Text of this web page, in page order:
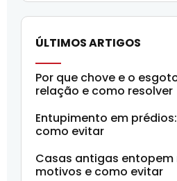
ÚLTIMOS ARTIGOS
Por que chove e o
relação e como resolver
Entupimento em
como evitar
Casas antigas entopem
motivos e como evitar